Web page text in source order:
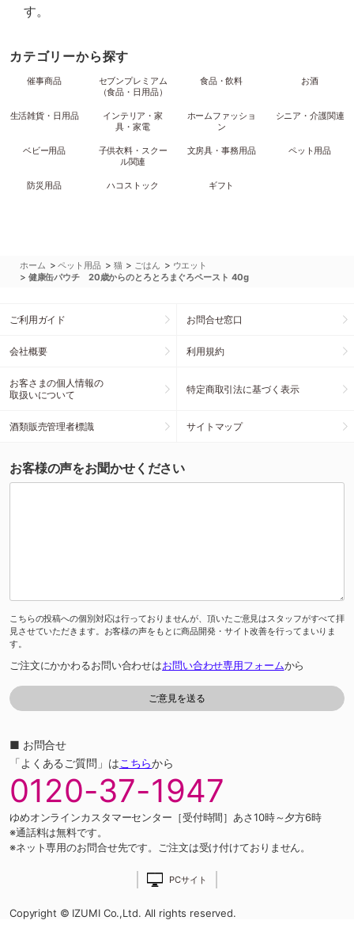
す。
カテゴリーから探す
催事商品
セブンプレミアム
（食品・日用品）
食品・飲料 お酒
生活雑貨・日用品
インテリア・家
具・家電
ホームファッショ
ン
シニア・介護関連
ベビー用品
子供衣料・スクー
ル関連
文房具・事務用品 ペット用品
防災用品 ハコストック ギフト
ホーム >ペット用品 > 猫 > ごはん > ウエット
> 健康缶パウチ 20歳からのとろとろまぐろペースト 40g
ご利用ガイド お問合せ窓口
会社概要 利用規約
お客さまの個人情報の
取扱いについて
特定商取引法に基づく表示
酒類販売管理者標識 サイトマップ
お客様の声をお聞かせください
こちらの投稿への個別対応は行っておりませんが、頂いたご意見はスタッフがすべて拝
見させていただきます。お客様の声をもとに商品開発・サイト改善を行ってまいりま
す。
ご注文にかかわるお問い合わせはお問い合わせ専用フォームから
■ お問合せ
「よくあるご質問」はこちらから
0120-37-1947
ゆめオンラインカスタマーセンター［受付時間］あさ10時～夕方6時
※通話料は無料です。
※ネット専用のお問合せ先です。ご注文は受け付けておりません。
PCサイト
Copyright © IZUMI Co.,Ltd. All rights reserved.